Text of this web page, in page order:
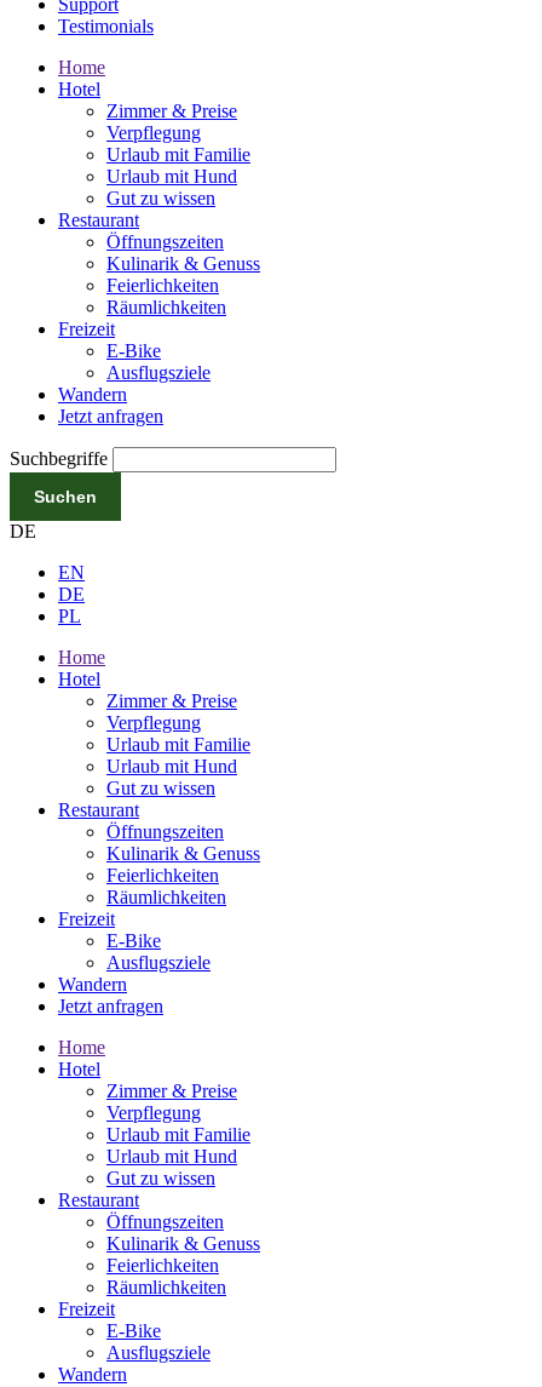
Support
Testimonials
Home
Hotel
Zimmer & Preise
Verpflegung
Urlaub mit Familie
Urlaub mit Hund
Gut zu wissen
Restaurant
Öffnungszeiten
Kulinarik & Genuss
Feierlichkeiten
Räumlichkeiten
Freizeit
E-Bike
Ausflugsziele
Wandern
Jetzt anfragen
Suchbegriffe
Suchen
DE
EN
DE
PL
Home
Hotel
Zimmer & Preise
Verpflegung
Urlaub mit Familie
Urlaub mit Hund
Gut zu wissen
Restaurant
Öffnungszeiten
Kulinarik & Genuss
Feierlichkeiten
Räumlichkeiten
Freizeit
E-Bike
Ausflugsziele
Wandern
Jetzt anfragen
Home
Hotel
Zimmer & Preise
Verpflegung
Urlaub mit Familie
Urlaub mit Hund
Gut zu wissen
Restaurant
Öffnungszeiten
Kulinarik & Genuss
Feierlichkeiten
Räumlichkeiten
Freizeit
E-Bike
Ausflugsziele
Wandern